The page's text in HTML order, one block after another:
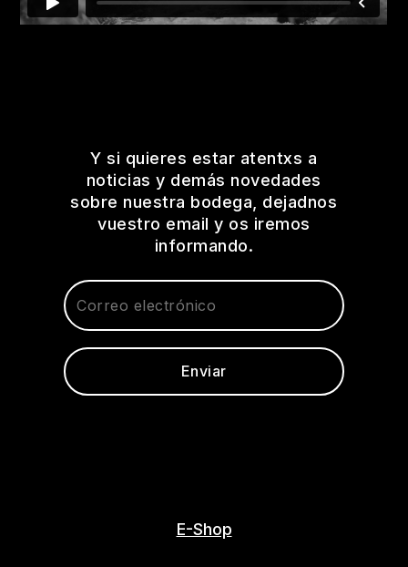
Y si quieres estar atentxs a
noticias y demás novedades
sobre nuestra bodega, dejadnos
vuestro email y os iremos
informando.
Enviar
E-Shop